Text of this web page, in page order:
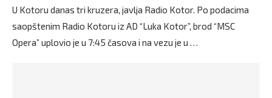
U Kotoru danas tri kruzera, javlja Radio Kotor. Po podacima
saopštenim Radio Kotoru iz AD “Luka Kotor”, brod “MSC
Opera” uplovio je u 7:45 časova i na vezu je u …